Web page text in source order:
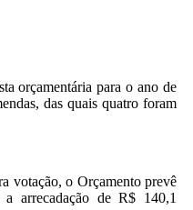
orçamentária para o ano de
das quais quatro foram
votação, o Orçamento prevê
arrecadação de R$ 140,1